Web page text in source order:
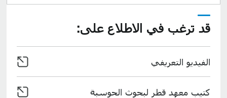
قد ترغب في الاطلاع على:
الفيديو التعريفي
كتيب معهد قطر لبحوث الحوسبة